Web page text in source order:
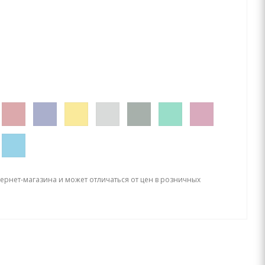
магазина и может отличаться от цен в розничных